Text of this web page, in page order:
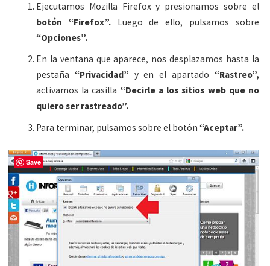
Ejecutamos Mozilla Firefox y presionamos sobre el
botón “Firefox”.Luego de ello, pulsamos sobre
“Opciones”.
En la ventana que aparece, nos desplazamos hasta la
pestaña “Privacidad” y en el apartado “Rastreo”,
activamos la casilla “Decirle a los sitios web que no
quiero ser rastreado”.
Para terminar, pulsamos sobre el botón “Aceptar”.
Save